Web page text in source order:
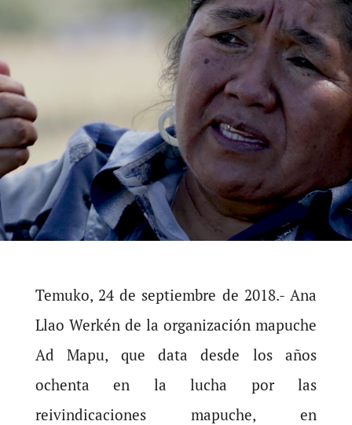
Temuko, 24 de septiembre de 2018.- Ana
Llao Werkén de la organización mapuche
Ad Mapu, que data desde los años
ochenta en la lucha por las
reivindicaciones mapuche, en